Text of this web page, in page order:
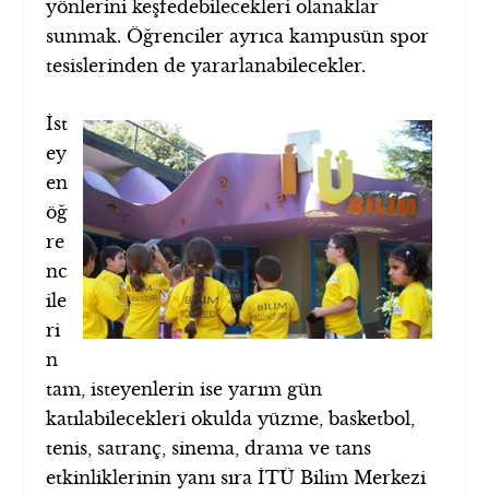
yönlerini keşfedebilecekleri olanaklar
sunmak. Öğrenciler ayrıca kampusün spor
tesislerinden de yararlanabilecekler.
İst
ey
en
öğ
re
nc
ile
ri
n
tam, isteyenlerin ise yarım gün
katılabilecekleri okulda yüzme, basketbol,
tenis, satranç, sinema, drama ve tans
etkinliklerinin yanı sıra İTÜ Bilim Merkezi